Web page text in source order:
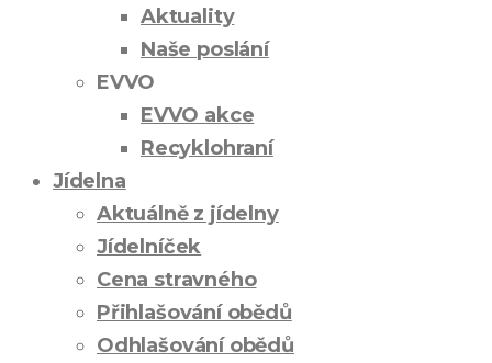
Aktuality
Naše poslání
EVVO
EVVO akce
Recyklohraní
Jídelna
Aktuálně z jídelny
Jídelníček
Cena stravného
Přihlašování obědů
Odhlašování obědů